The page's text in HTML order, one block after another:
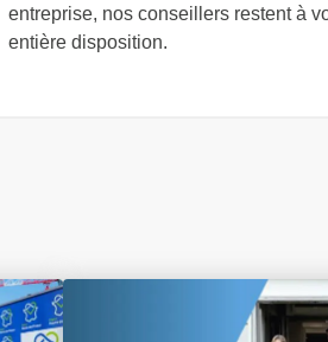
Demander un devis En savoir
entreprise, nos conseillers restent à
entière disposition.